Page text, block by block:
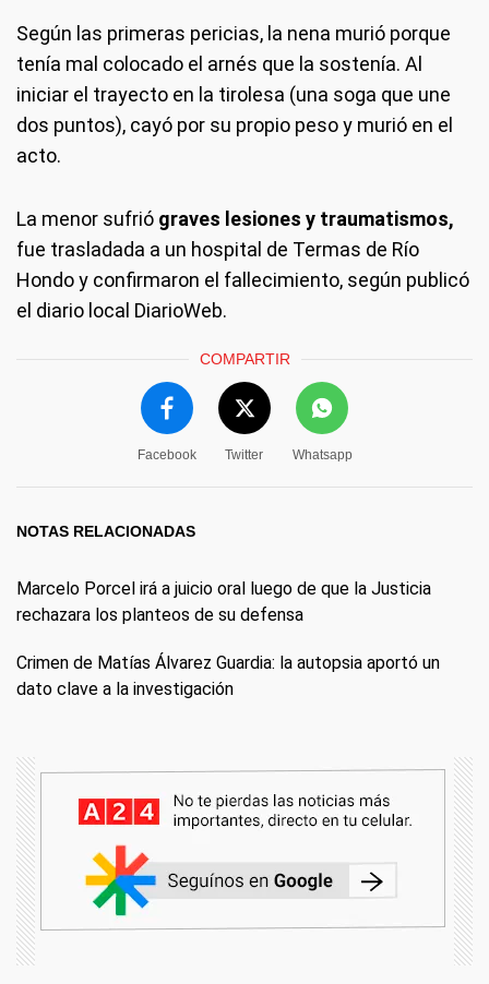
Según las primeras pericias, la nena murió porque
tenía mal colocado el arnés que la sostenía. Al
iniciar el trayecto en la tirolesa (una soga que une
dos puntos), cayó por su propio peso y murió en el
acto.
La menor sufrió graves lesiones y traumatismos,
fue trasladada a un hospital de Termas de Río
Hondo y confirmaron el fallecimiento, según publicó
el diario local DiarioWeb.
COMPARTIR
Facebook Twitter Whatsapp
NOTAS RELACIONADAS
Marcelo Porcel irá a juicio oral luego de que la Justicia
rechazara los planteos de su defensa
Crimen de Matías Álvarez Guardia: la autopsia aportó un
dato clave a la investigación